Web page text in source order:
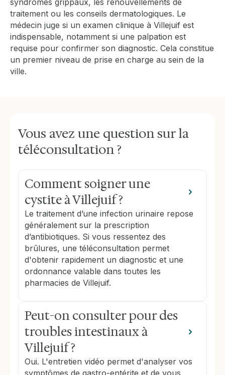
syndromes grippaux, les renouvellements de
traitement ou les conseils dermatologiques. Le
médecin juge si un examen clinique à Villejuif est
indispensable, notamment si une palpation est
requise pour confirmer son diagnostic. Cela constitue
un premier niveau de prise en charge au sein de la
ville.
Vous avez une question sur la
téléconsultation ?
Comment soigner une
cystite à Villejuif ?
Le traitement d’une infection urinaire repose
généralement sur la prescription
d’antibiotiques. Si vous ressentez des
brûlures, une téléconsultation permet
d'obtenir rapidement un diagnostic et une
ordonnance valable dans toutes les
pharmacies de Villejuif.
Peut-on consulter pour des
troubles intestinaux à
Villejuif ?
Oui. L'entretien vidéo permet d'analyser vos